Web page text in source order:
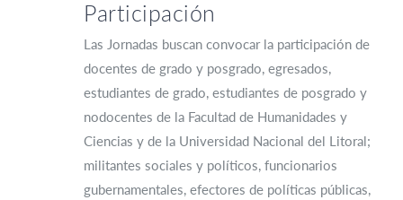
Participación
Las Jornadas buscan convocar la participación de
docentes de grado y posgrado, egresados,
estudiantes de grado, estudiantes de posgrado y
nodocentes de la Facultad de Humanidades y
Ciencias y de la Universidad Nacional del Litoral;
militantes sociales y políticos, funcionarios
gubernamentales, efectores de políticas públicas,